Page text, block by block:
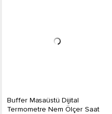
Buffer Masaüstü Dijital
Termometre Nem Ölçer Saat